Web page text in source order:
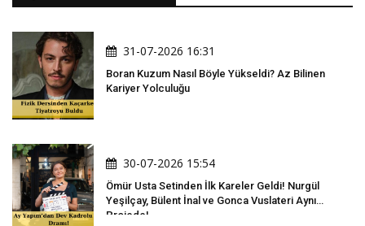
31-07-2026 16:31
Boran Kuzum Nasıl Böyle Yükseldi? Az Bilinen
Kariyer Yolculuğu
30-07-2026 15:54
Ömür Usta Setinden İlk Kareler Geldi! Nurgül
Yeşilçay, Bülent İnal ve Gonca Vuslateri Aynı
Projede!